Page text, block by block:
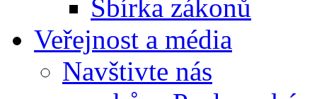
Sbírka zákonů
Veřejnost a média
Navštivte nás